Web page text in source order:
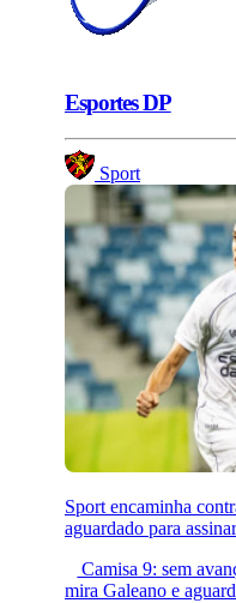
Esportes DP
Sport
Sport encaminha
aguardado para
Camisa 9: sem
mira Galeano e